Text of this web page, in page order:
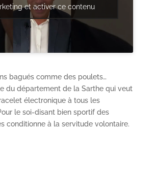
et activer ce contenu
bagués comme des poulets…
du département de la Sarthe qui veut
électronique à tous les
le soi-disant bien sportif des
conditionne à la servitude volontaire.